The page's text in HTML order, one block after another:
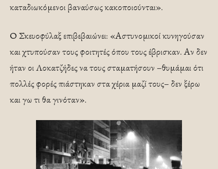
καταδιωκόμενοι βαναύσως κακοποιούνται».
Ο Σκευοφύλαξ επιβεβαιώνει: «Αστυνομικοί κυνηγούσαν
και χτυπούσαν τους φοιτητές όπου τους έβρισκαν. Αν δεν
ήταν οι Λοκατζήδες να τους σταματήσουν –θυμάμαι ότι
πολλές φορές πιάστηκαν στα χέρια μαζί τους– δεν ξέρω
και γω τι θα γινόταν».